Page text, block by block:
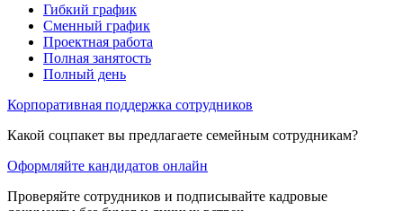
Гибкий график
Сменный график
Проектная работа
Полная занятость
Полный день
Корпоративная поддержка сотрудников
Какой соцпакет вы предлагаете семейным сотрудникам?
Оформляйте кандидатов онлайн
Проверяйте сотрудников и подписывайте кадровые